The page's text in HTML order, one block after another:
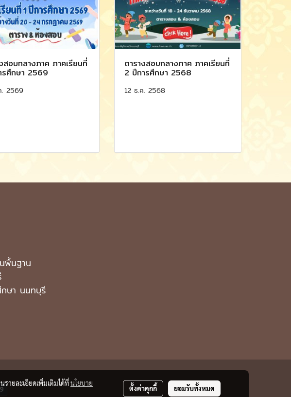
สอบกลางภาค ภาคเรียนที่
รศึกษา 2569
. 2569
ตารางสอบกลางภาค ภาคเรียนที่
2 ปีการศึกษา 2568
12 ธ.ค. 2568
พื้นฐาน
ษา นนทบุรี
ายละเอียดเพิ่มเติมได้ที่นโยบาย
ตั้งค่าคุกกี้ ยอมรับทั้งหมด